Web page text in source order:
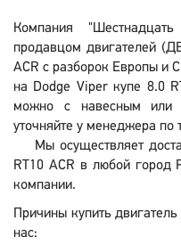
Компания
продавцом двигателей
ACR с разборок Европы и
на Dodge Viper купе 8.0
можно с навесным или
уточняйте у менеджера по
Мы осуществляет
RT10 ACR в любой город
компании.
Причины купить
нас: